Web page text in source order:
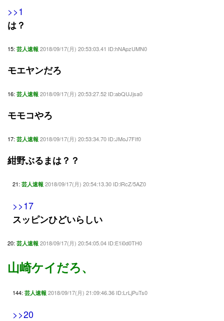
>>1
は？
15: 芸人速報 2018/09/17(月) 20:53:03.41 ID:hNApzUMN0
モエヤンだろ
16: 芸人速報 2018/09/17(月) 20:53:27.52 ID:abQUJjsa0
モモコやろ
17: 芸人速報 2018/09/17(月) 20:53:34.70 ID:JMoJ7FIf0
紺野ぶるまは？？
21: 芸人速報 2018/09/17(月) 20:54:13.30 ID:lRcZ/5AZ0
>>17
スッピンひどいらしい
20: 芸人速報 2018/09/17(月) 20:54:05.04 ID:E1i0d0TH0
山崎ケイだろ、
144: 芸人速報 2018/09/17(月) 21:09:46.36 ID:LrLjPuTs0
>>20